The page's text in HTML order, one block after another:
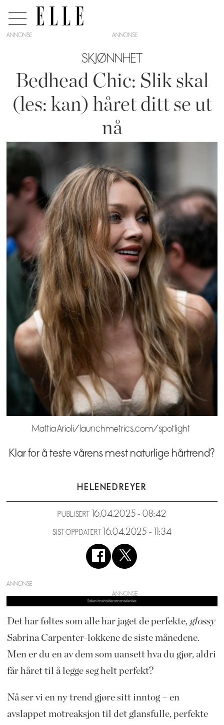
ANNONSE
SKJØNNHET
Bedhead Chic: Slik skal
(les: kan) håret ditt se ut
nå
Mattia Arioli/launchmetrics.com/spotlight
Klar for å teste vårens mest naturlige hårtrend?
HELENE DREYER
PUBLISERT 16.04.2025 - 08:42
SIST OPPDATERT 16.04.2025 - 11:34
ANNONSE
Det har føltes som alle har jaget de perfekte, glossy
Sabrina Carpenter-lokkene de siste månedene.
Men er du en av dem som uansett hva du gjør, aldri
får håret til å legge seg helt perfekt?
Nå ser vi en ny trend gjøre sitt inntog – en
avslappet motreaksjon til det glansfulle, perfekte